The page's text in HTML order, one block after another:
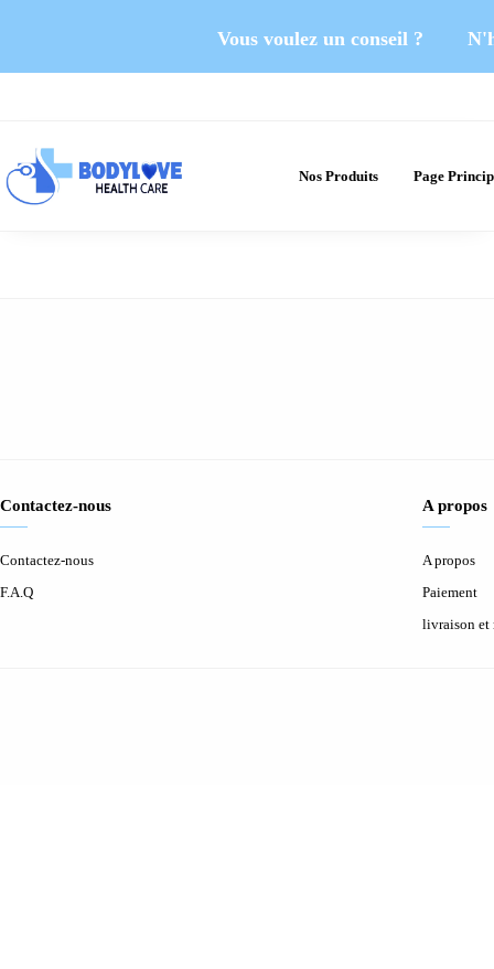
Vous voulez un conseil ?
Nos Produits Page
Contactez-nous
Contactez-nous
F.A.Q
A propos
A propos
Paiement
livraison et